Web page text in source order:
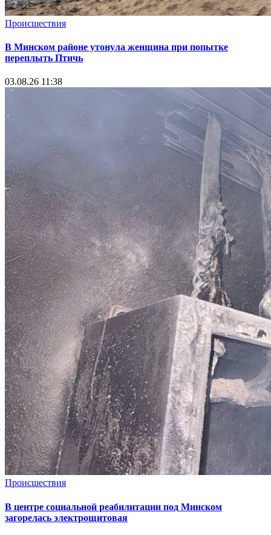
Происшествия
В Минском районе утонула женщина при попытке
переплыть Птичь
03.08.26 11:38
Происшествия
В центре социальной реабилитации под Минском
загорелась электрощитовая